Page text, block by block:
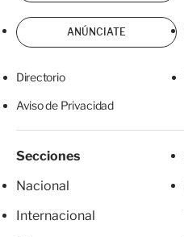
ANÚNCIATE
Directorio
Aviso de Privacidad
Secciones
Nacional
Internacional